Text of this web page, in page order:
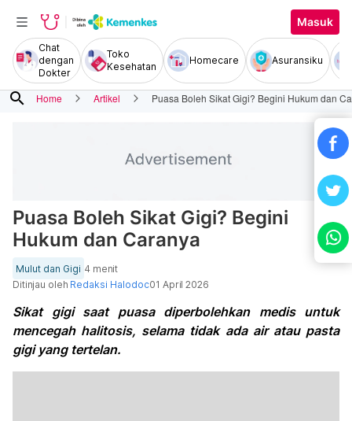
Masuk
Chat
dengan
Dokter
Toko
Kesehatan
Homecare Asuransiku
search Home Artikel Puasa Boleh Sikat Gigi? Begini Hukum dan
Puasa Boleh Sikat Gigi? Begini
Hukum dan Caranya
Mulut dan Gigi 4 menit
Ditinjau oleh Redaksi Halodoc01 April 2026
Sikat gigi saat puasa diperbolehkan medis untuk
mencegah halitosis, selama tidak ada air atau pasta
gigi yang tertelan.